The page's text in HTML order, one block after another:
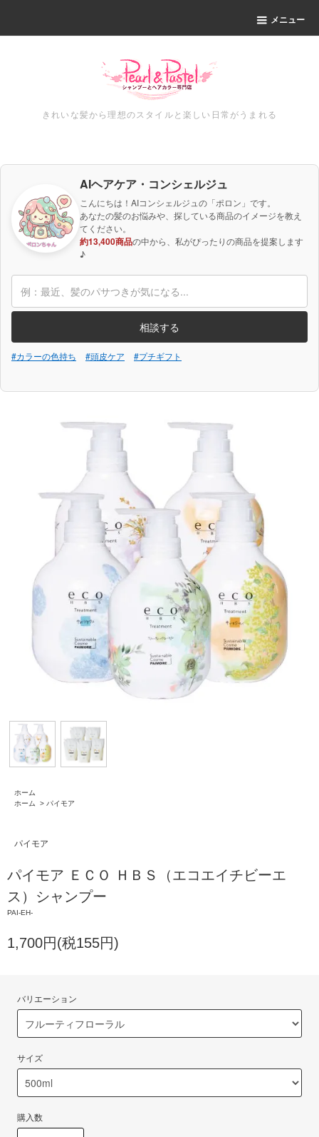
メニュー
きれいな髪から理想のスタイルと楽しい日常がうまれる
AIヘアケア・コンシェルジュ
こんにちは！AIコンシェルジュの「ポロン」です。
あなたの髪のお悩みや、探している商品のイメージを教え
てください。
約13,400商品の中から、私がぴったりの商品を提案します
♪
相談する
#カラーの色持ち #頭皮ケア #プチギフト
ホーム
ホーム
> パイモア
パイモア
パイモア ＥＣＯ ＨＢＳ（エコエイチビーエ
ス）シャンプー
PAI-EH-
1,700円(税155円)
バリエーション
サイズ
購入数